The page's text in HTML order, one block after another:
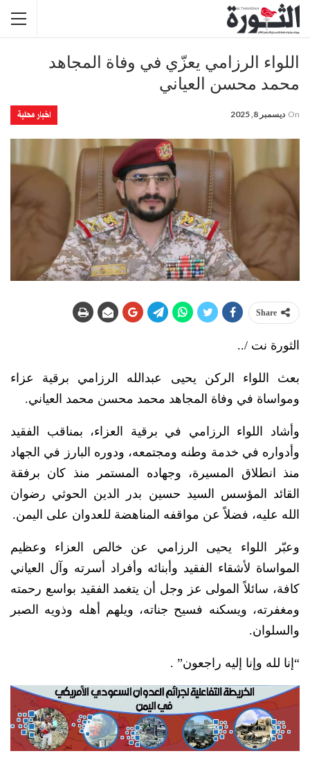
اللواء الرزامي يعزّي في وفاة المجاهد
محمد محسن العياني
اخبار محلية On ديسمبر 8, 2025
Share
الثورة نت /..
بعث اللواء الركن يحيى عبدالله الرزامي برقية عزاء
ومواساة في وفاة المجاهد محمد محسن محمد العياني.
وأشاد اللواء الرزامي في برقية العزاء، بمناقب الفقيد
وأدواره في خدمة وطنه ومجتمعه، ودوره البارز في الجهاد
منذ انطلاق المسيرة، وجهاده المستمر منذ كان برفقة
القائد المؤسس السيد حسين بدر الدين الحوثي رضوان
الله عليه، فضلاً عن مواقفه المناهضة للعدوان على اليمن.
وعبّر اللواء يحيى الرزامي عن خالص العزاء وعظيم
المواساة لأشقاء الفقيد وأبنائه وأفراد أسرته وآل العياني
كافة، سائلاً المولى عز وجل أن يتغمد الفقيد بواسع رحمته
ومغفرته، ويسكنه فسيح جناته، ويلهم أهله وذويه الصبر
والسلوان.
“إنا لله وإنا إليه راجعون” .